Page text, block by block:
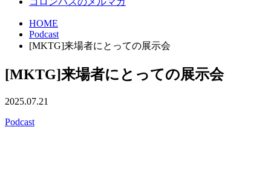
HOME
Podcast
[MKTG]来場者にとっての展示会
[MKTG]来場者にとっての展示会
2025.07.21
Podcast